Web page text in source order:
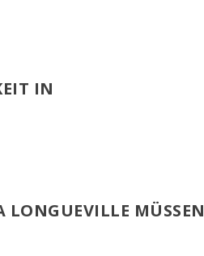
IN
LONGUEVILLE MÜSSEN